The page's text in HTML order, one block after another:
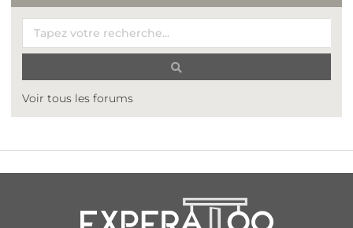
Voir tous les forums